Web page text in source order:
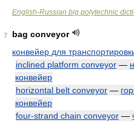
English-Russian big polytechnic
7
bag conveyor
конвейер для
inclined platform conveyor —
конвейер
horizontal belt conveyor —
конвейер
four-strand chain conveyor —